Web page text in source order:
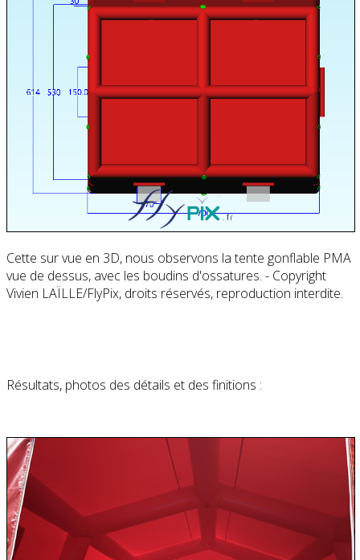
Cette sur vue en 3D, nous observons la tente gonflable PMA
vue de dessus, avec les boudins d'ossatures. - Copyright
Vivien LAÏLLE/FlyPix, droits réservés, reproduction interdite.
Résultats, photos des détails et des finitions :